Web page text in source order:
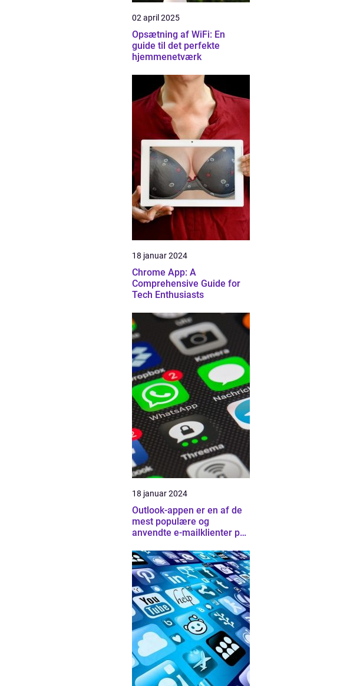
02 april 2025
Opsætning af WiFi: En
guide til det perfekte
hjemmenetværk
18 januar 2024
Chrome App: A
Comprehensive Guide for
Tech Enthusiasts
18 januar 2024
Outlook-appen er en af de
mest populære og
anvendte e-mailklienter på
brugerne en bred vifte af
funktioner og muligheder
for at organisere deres e-
mail, kalender og kontakter
på en effektiv måde